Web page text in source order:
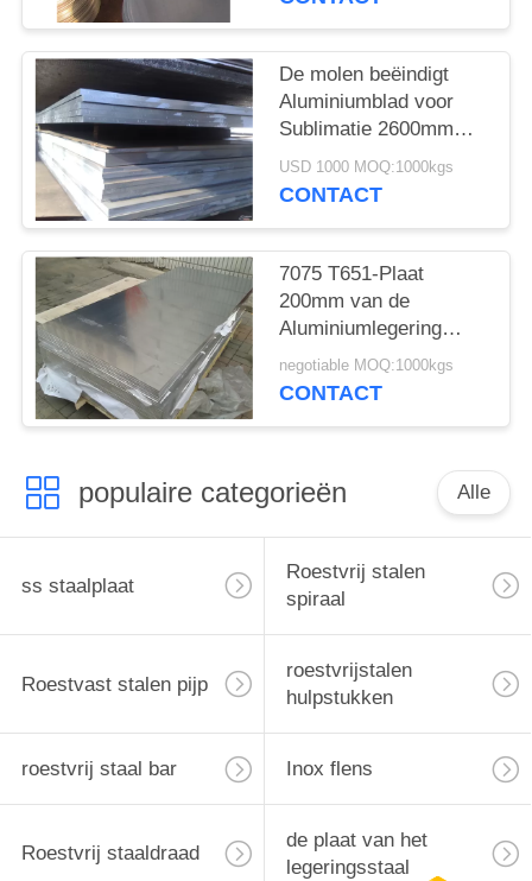
De molen beëindigt
Aluminiumblad voor
Sublimatie 2600mm
Breedte 7075 T6
USD 1000 MOQ:1000kgs
CONTACT
7075 T651-Plaat
200mm van de
Aluminiumlegering
Breedte voor
Ruimtevaart Super
negotiable MOQ:1000kgs
CONTACT
populaire categorieën Alle
ss staalplaat
Roestvrij stalen
spiraal
Roestvast stalen pijp
roestvrijstalen
hulpstukken
roestvrij staal bar Inox flens
Roestvrij staaldraad
de plaat van het
legeringsstaal